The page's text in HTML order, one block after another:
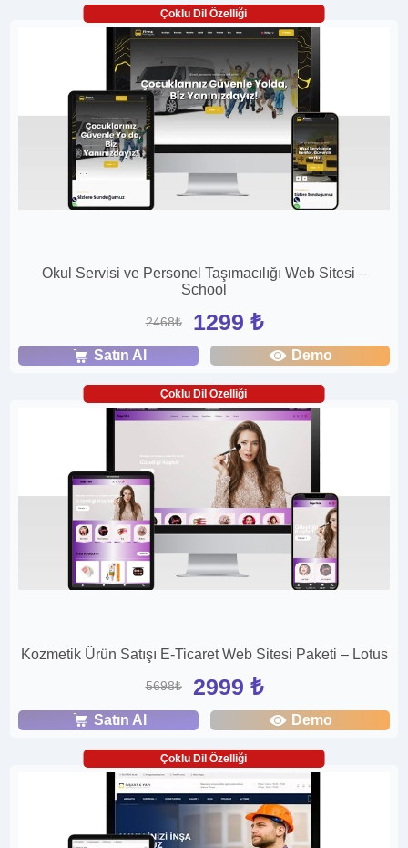
Çoklu Dil Özelliği
Okul Servisi ve Personel Taşımacılığı Web Sitesi –
School
2468₺ 1299 ₺
Satın Al Demo
Çoklu Dil Özelliği
Kozmetik Ürün Satışı E-Ticaret Web Sitesi Paketi – Lotus
5698₺ 2999 ₺
Satın Al Demo
Çoklu Dil Özelliği